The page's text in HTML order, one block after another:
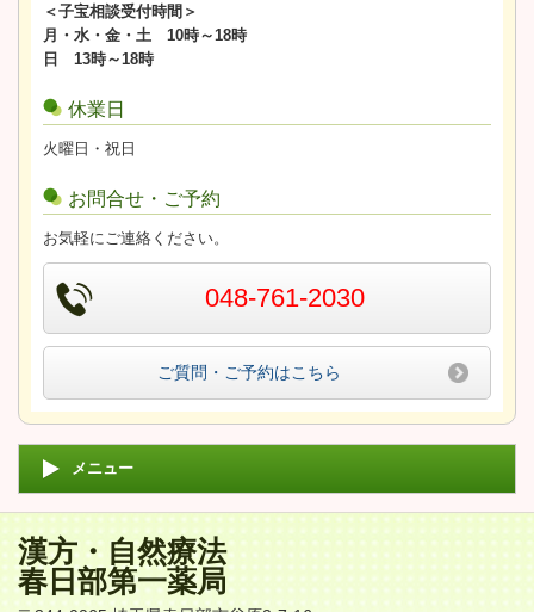
＜子宝相談受付時間＞
月・水・金・土 10時～18時
日 13時～18時
休業日
火曜日・祝日
お問合せ・ご予約
お気軽にご連絡ください。
048-761-2030
ご質問・ご予約はこちら
メニュー
漢方・自然療法
春日部第一薬局